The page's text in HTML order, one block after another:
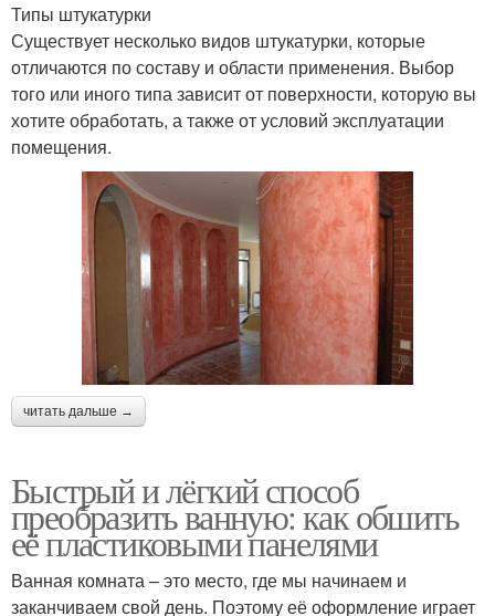
Типы штукатурки
Существует несколько видов штукатурки, которые
отличаются по составу и области применения. Выбор
того или иного типа зависит от поверхности, которую вы
хотите обработать, а также от условий эксплуатации
помещения.
читать дальше →
Быстрый и лёгкий способ
преобразить ванную: как обшить
её пластиковыми панелями
Ванная комната – это место, где мы начинаем и
заканчиваем свой день. Поэтому её оформление играет